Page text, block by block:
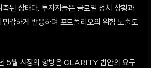
축된 상태다. 투자자들은 글로벌 정치 상황과
감하게 반응하며 포트폴리오의 위험 노출도
5월 시장의 향방은 CLARITY 법안의 요구